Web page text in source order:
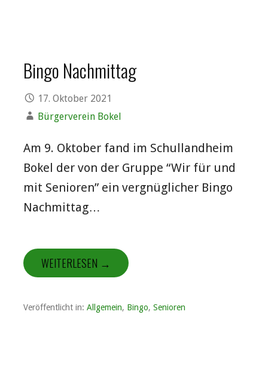
Bingo Nachmittag
17. Oktober 2021
Bürgerverein Bokel
Am 9. Oktober fand im Schullandheim
Bokel der von der Gruppe “Wir für und
mit Senioren” ein vergnüglicher Bingo
Nachmittag…
WEITERLESEN →
Veröffentlicht in: Allgemein, Bingo, Senioren